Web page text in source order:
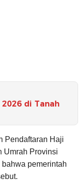
di Tanah
Pendaftaran Haji
Umrah Provinsi
pemerintah